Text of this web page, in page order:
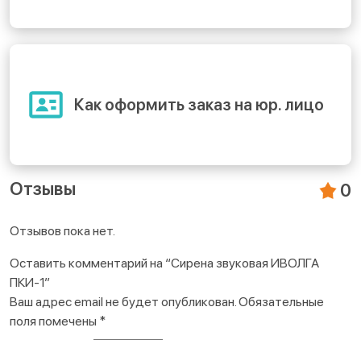
Как оформить заказ на юр. лицо
Отзывы 0
Отзывов пока нет.
Оставить комментарий на “Сирена звуковая ИВОЛГА
ПКИ-1”
Ваш адрес email не будет опубликован.Обязательные
поля помечены *